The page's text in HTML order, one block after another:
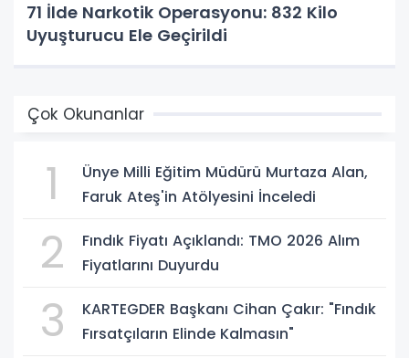
71 İlde Narkotik Operasyonu: 832 Kilo
Uyuşturucu Ele Geçirildi
Çok Okunanlar
1
Ünye Milli Eğitim Müdürü Murtaza Alan,
Faruk Ateş'in Atölyesini İnceledi
2
Fındık Fiyatı Açıklandı: TMO 2026 Alım
Fiyatlarını Duyurdu
3
KARTEGDER Başkanı Cihan Çakır: "Fındık
Fırsatçıların Elinde Kalmasın"